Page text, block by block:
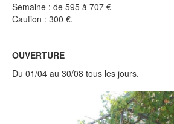
Semaine : de 595 à 707 €
Caution : 300 €.
OUVERTURE
Du 01/04 au 30/08 tous les jours.